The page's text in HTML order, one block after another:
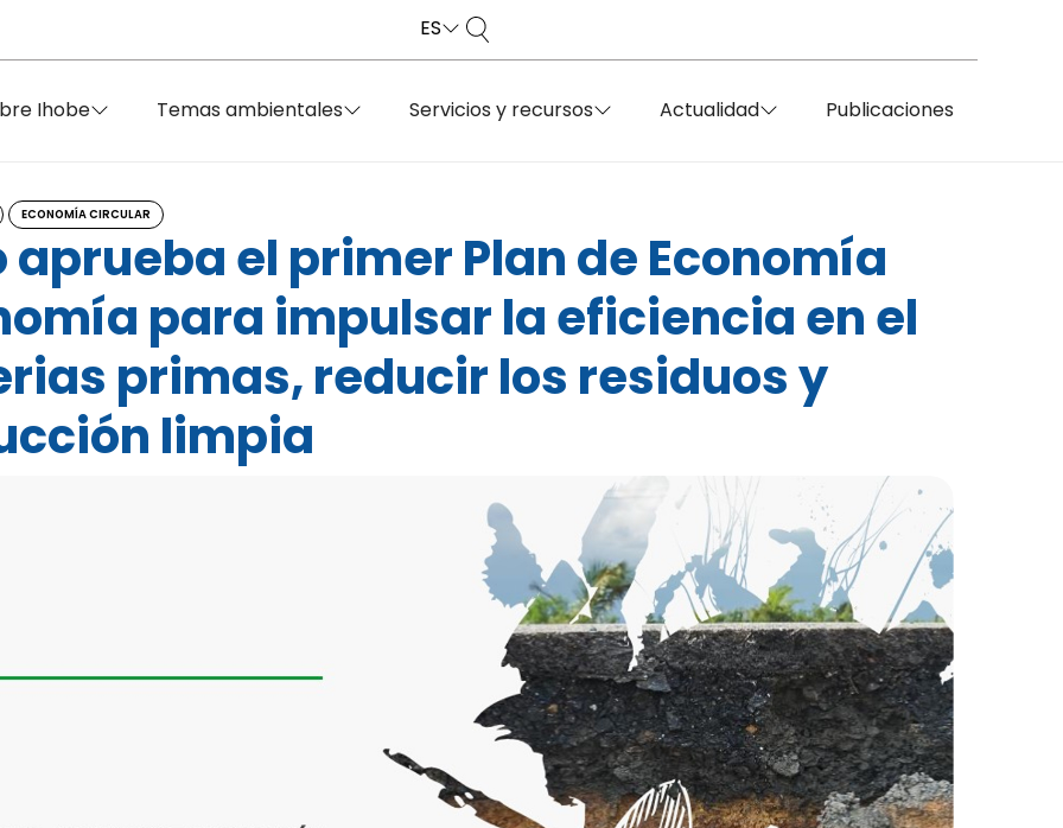
ES
Ihobe Temas ambientales Servicios y recursos Actualidad Publicaciones
ECONOMÍA CIRCULAR
aprueba el primer Plan de Economía
para impulsar la eficiencia en el
primas, reducir los residuos y
limpia